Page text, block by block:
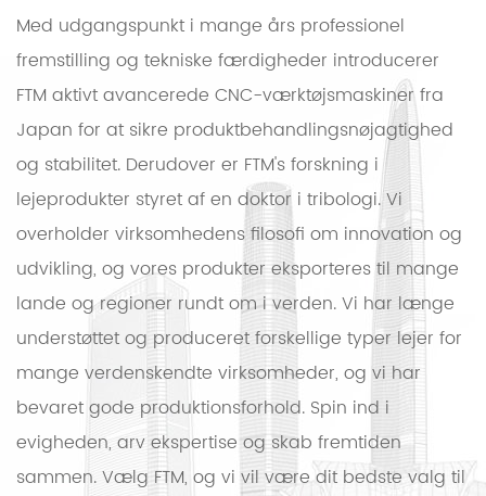
Med udgangspunkt i mange års professionel
fremstilling og tekniske færdigheder introducerer
FTM aktivt avancerede CNC-værktøjsmaskiner fra
Japan for at sikre produktbehandlingsnøjagtighed
og stabilitet. Derudover er FTM's forskning i
lejeprodukter styret af en doktor i tribologi. Vi
overholder virksomhedens filosofi om innovation og
udvikling, og vores produkter eksporteres til mange
lande og regioner rundt om i verden. Vi har længe
understøttet og produceret forskellige typer lejer for
mange verdenskendte virksomheder, og vi har
bevaret gode produktionsforhold. Spin ind i
evigheden, arv ekspertise og skab fremtiden
sammen. Vælg FTM, og vi vil være dit bedste valg til